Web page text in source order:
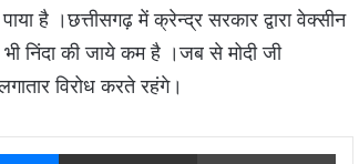
है ।छत्तीसगढ़ में क्रेन्द्र सरकार द्वारा वेक्सीन
निंदा की जाये कम है ।जब से मोदी जी
विरोध करते रहंगे।
Messenger Share via Email Print